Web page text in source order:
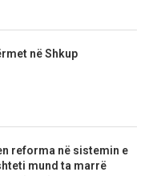
në Shkup
reforma në sistemin e
mund ta marrë